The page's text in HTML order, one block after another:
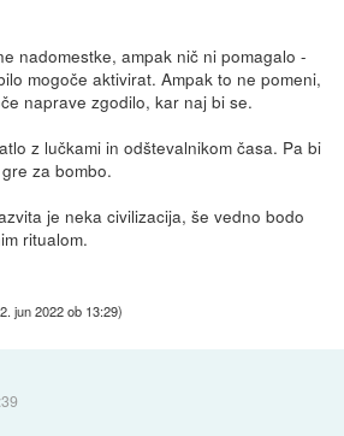
nadomestke, ampak nič ni pomagalo -
mogoče aktivirat. Ampak to ne pomeni,
naprave zgodilo, kar naj bi se.
z lučkami in odštevalnikom časa. Pa bi
za bombo.
je neka civilizacija, še vedno bodo
ritualom.
jun 2022 ob 13:29)